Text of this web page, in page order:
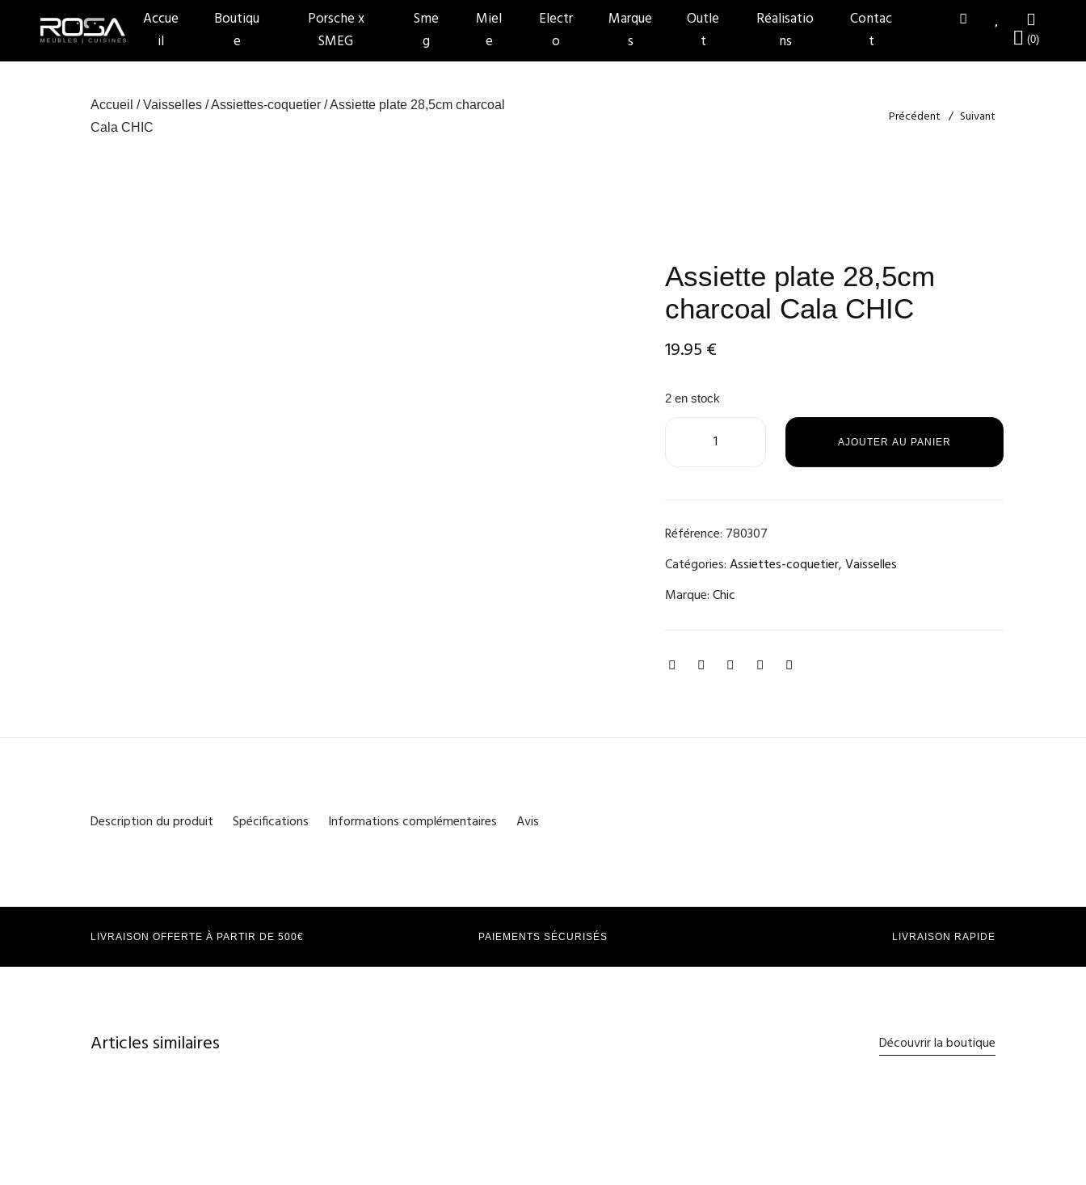
Accue
il
Boutiqu
e
Porsche x
SMEG
Sme
g
Miel
e
Electr
o
Marque
s
Outle
t
Réalisatio
ns
Contac
t
Accueil /Vaisselles /Assiettes-coquetier / Assiette plate 28,5cm charcoal
Cala CHIC
Précédent Suivant
Assiette plate 28,5cm
charcoal Cala CHIC
19.95 €
2 en stock
AJOUTER AU PANIER
Référence: 780307
Catégories:Assiettes-coquetier,Vaisselles
Marque:Chic
Description du produit Spécifications Informations complémentaires Avis
LIVRAISON OFFERTE À PARTIR DE 500€ PAIEMENTS SÉCURISÉS LIVRAISON RAPIDE
Articles similaires Découvrir la boutique